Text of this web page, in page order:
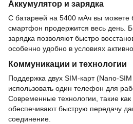
Аккумулятор и зарядка
С батареей на 5400 мАч вы можете
смартфон продержится весь день.
зарядка позволяют быстро
особенно удобно в условиях
Коммуникации и технологии
Поддержка двух SIM-карт (Nano-
использовать один телефон для
Современные технологии, такие
обеспечивают быструю передачу
соединение.